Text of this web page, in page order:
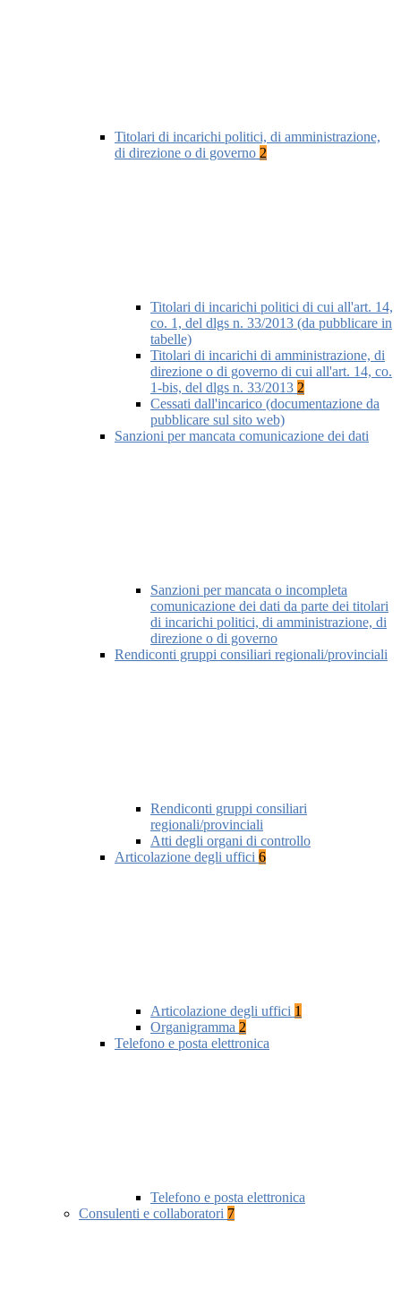
Titolari di incarichi politici, di amministrazione,
di direzione o di governo 2
Titolari di incarichi politici di cui all'art. 14,
co. 1, del dlgs n. 33/2013 (da pubblicare in
tabelle)
Titolari di incarichi di amministrazione, di
direzione o di governo di cui all'art. 14, co.
1-bis, del dlgs n. 33/2013 2
Cessati dall'incarico (documentazione da
pubblicare sul sito web)
Sanzioni per mancata comunicazione dei dati
Sanzioni per mancata o incompleta
comunicazione dei dati da parte dei titolari
di incarichi politici, di amministrazione, di
direzione o di governo
Rendiconti gruppi consiliari regionali/provinciali
Rendiconti gruppi consiliari
regionali/provinciali
Atti degli organi di controllo
Articolazione degli uffici 6
Articolazione degli uffici 1
Organigramma 2
Telefono e posta elettronica
Telefono e posta elettronica
Consulenti e collaboratori 7